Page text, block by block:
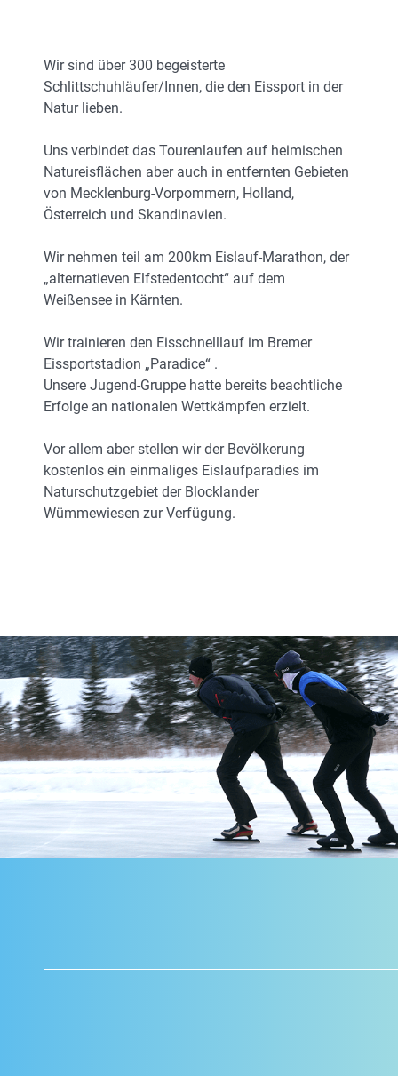
Wir sind über 300 begeisterte
Schlittschuhläufer/Innen, die den Eissport in der
Natur lieben.
Uns verbindet das Tourenlaufen auf heimischen
Natureisflächen aber auch in entfernten Gebieten
von Mecklenburg-Vorpommern, Holland,
Österreich und Skandinavien.
Wir nehmen teil am 200km Eislauf-Marathon, der
„alternatieven Elfstedentocht“ auf dem
Weißensee in Kärnten.
Wir trainieren den Eisschnelllauf im Bremer
Eissportstadion „Paradice“ .
Unsere Jugend-Gruppe hatte bereits beachtliche
Erfolge an nationalen Wettkämpfen erzielt.
Vor allem aber stellen wir der Bevölkerung
kostenlos ein einmaliges Eislaufparadies im
Naturschutzgebiet der Blocklander
Wümmewiesen zur Verfügung.